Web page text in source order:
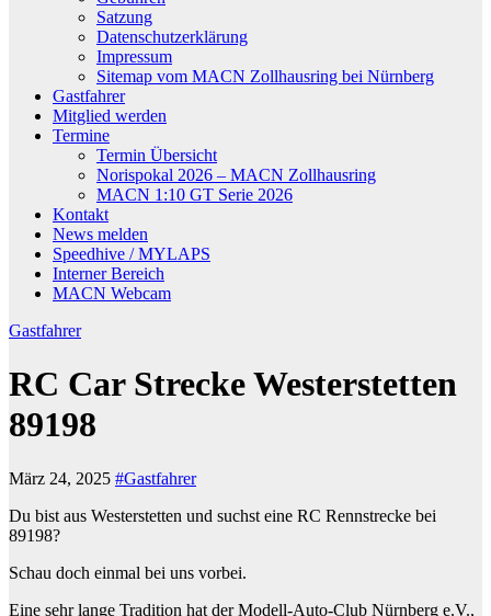
Satzung
Datenschutzerklärung
Impressum
Sitemap vom MACN Zollhausring bei Nürnberg
Gastfahrer
Mitglied werden
Termine
Termin Übersicht
Norispokal 2026 – MACN Zollhausring
MACN 1:10 GT Serie 2026
Kontakt
News melden
Speedhive / MYLAPS
Interner Bereich
MACN Webcam
Gastfahrer
RC Car Strecke Westerstetten
89198
März 24, 2025 #Gastfahrer
Du bist aus Westerstetten und suchst eine RC Rennstrecke bei
89198?
Schau doch einmal bei uns vorbei.
Eine sehr lange Tradition hat der Modell-Auto-Club Nürnberg e.V.,